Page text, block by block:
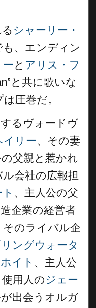
シャーリー・
、エンディン
ーと アリス・フ
と共に歌いな
圧巻だ。
るヴォードヴ
イリー、その妻
父親と惹かれ
会社の広報担
、主人公の父
企業の経営者
そのライバル企
ングウォータ
イト 、主人公
使用人のジェー
出会うオルガ